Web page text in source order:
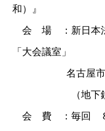
和）』
会 場 ：新日本法
「大会議室」
名古屋市中
（地下鉄伏見
会 費 ：毎回 ８